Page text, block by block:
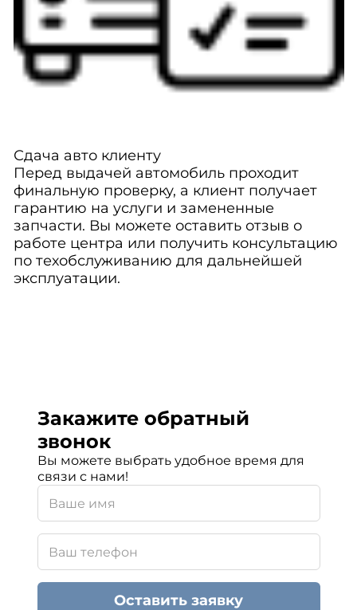
Сдача авто клиенту
Перед выдачей автомобиль проходит
финальную проверку, а клиент получает
гарантию на услуги и замененные
запчасти. Вы можете оставить отзыв о
работе центра или получить консультацию
по техобслуживанию для дальнейшей
эксплуатации.
Закажите обратный
звонок
Вы можете выбрать удобное время для
связи с нами!
Оставить заявку